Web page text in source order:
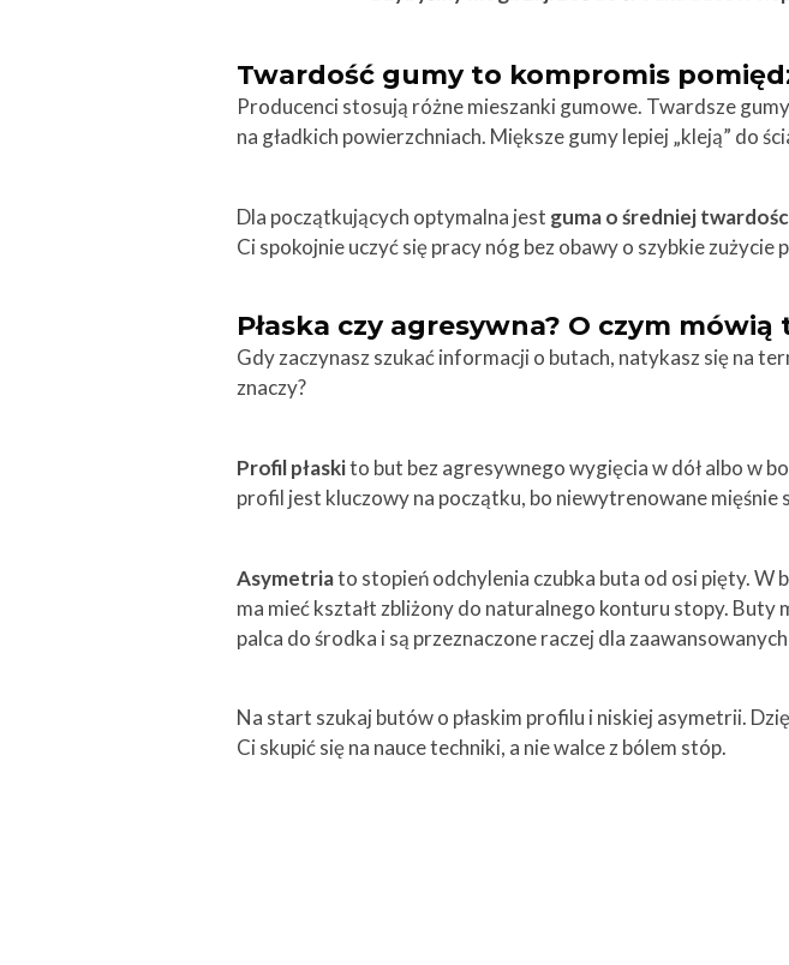
Twardość gumy to kompromis
Producenci stosują różne mieszanki gumowe. Twardsze
na gładkich powierzchniach. Miększe gumy lepiej „kleją” do
Dla początkujących optymalna jest guma o średniej
Ci spokojnie uczyć się pracy nóg bez obawy o szybkie zużycie
Płaska czy agresywna? O czym
Gdy zaczynasz szukać informacji o butach, natykasz się na
znaczy?
Profil płaskito but bez agresywnego wygięcia w dół albo w
profil jest kluczowy na początku, bo niewytrenowane mięśnie
Asymetriato stopień odchylenia czubka buta od osi pięty. W
ma mieć kształt zbliżony do naturalnego konturu stopy.
palca do środka i są przeznaczone raczej dla
Na start szukaj butów o płaskim profilu i niskiej asymetrii.
Ci skupić się na nauce techniki, a nie walce z bólem stóp.